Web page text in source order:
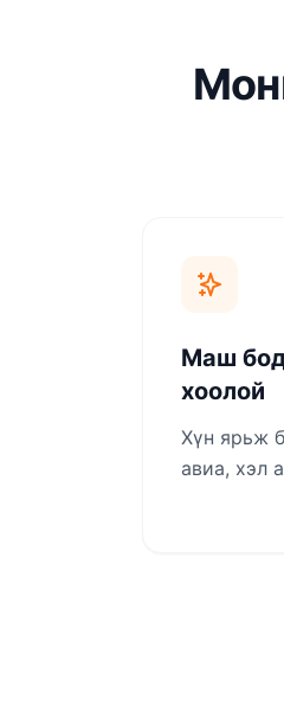
Маш
хоолой
Хүн ярьж
авиа, хэл